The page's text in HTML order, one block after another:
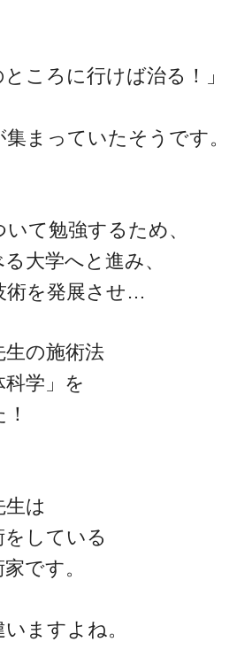
ころに行けば治る！」
まっていたそうです。
て勉強するため、
大学へと進み、
術を発展させ…
の施術法
科学」を
は
している
です。
ますよね。